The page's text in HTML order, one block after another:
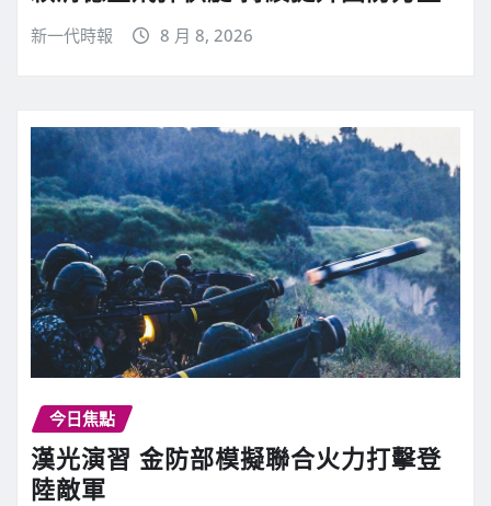
新一代時報 8 月 8, 2026
今日焦點
漢光演習 金防部模擬聯合火力打擊登
陸敵軍